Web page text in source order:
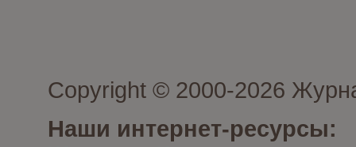
Copyright © 2000-2026
Наши интернет-ресурсы: